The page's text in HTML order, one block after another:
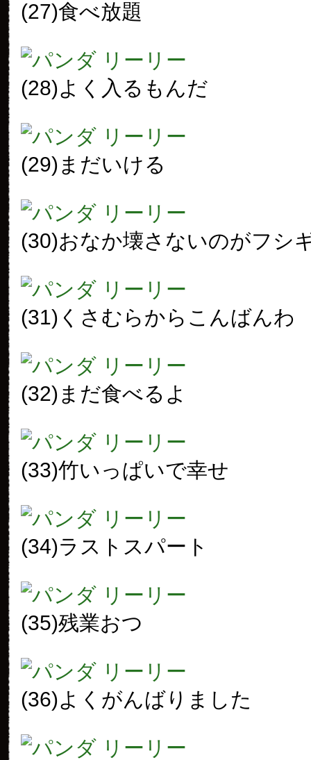
(27)食べ放題
(28)よく入るもんだ
(29)まだいける
(30)おなか壊さないのがフシ
(31)くさむらからこんばんわ
(32)まだ食べるよ
(33)竹いっぱいで幸せ
(34)ラストスパート
(35)残業おつ
(36)よくがんばりました